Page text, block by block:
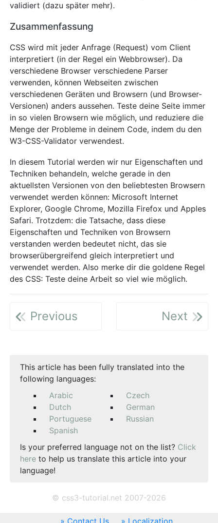
validiert (dazu später mehr).
Zusammenfassung
CSS wird mit jeder Anfrage (Request) vom Client
interpretiert (in der Regel ein Webbrowser). Da
verschiedene Browser verschiedene Parser
verwenden, können Webseiten zwischen
verschiedenen Geräten und Browsern (und Browser-
Versionen) anders aussehen. Teste deine Seite immer
in so vielen Browsern wie möglich, und reduziere die
Menge der Probleme in deinem Code, indem du den
W3-CSS-Validator verwendest.
In diesem Tutorial werden wir nur Eigenschaften und
Techniken behandeln, welche gerade in den
aktuellsten Versionen von den beliebtesten Browsern
verwendet werden können: Microsoft Internet
Explorer, Google Chrome, Mozilla Firefox und Apples
Safari. Trotzdem: die Tatsache, dass diese
Eigenschaften und Techniken von Browsern
verstanden werden bedeutet nicht, das sie
browserübergreifend gleich interpretiert und
verwendet werden. Also merke dir die goldene Regel
des CSS: Teste deine Arbeit so viel wie möglich.
Previous Next
This article has been fully translated into the
following languages:
Arabic
Czech
Dutch
German
Portuguese
Russian
Spanish
Is your preferred language not on the list? Click
here to help us translate this article into your
language!
© css3-tutorial.net 2007-2026